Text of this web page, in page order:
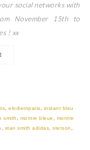
social networks with
November 15th to
! xx
, elodieinparis, instant bleu
smith , montre bleue , montre
, stan smith adidas,stetson ,